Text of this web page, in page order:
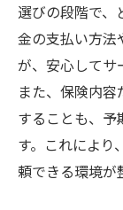
選びの段階で
金の支払い方法
が、安心してサ
また、保険内
することも、
す。これによ
頼できる環境が